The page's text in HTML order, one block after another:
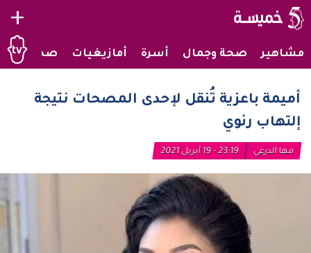
+
مشاهير صحة وجمال أسرة أمازيغيات صحراويات
أميمة باعزية تُنقل لإحدى المصحات نتيجة
إلتهاب رئوي
مها الدرعي 23:19 - 19 أبريل 2021